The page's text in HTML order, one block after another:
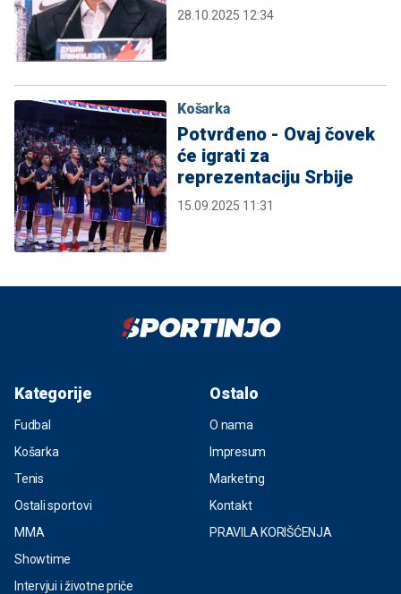
28.10.2025 12:34
Košarka
Potvrđeno - Ovaj čovek
će igrati za
reprezentaciju Srbije
15.09.2025 11:31
Kategorije
Fudbal
Košarka
Tenis
Ostali sportovi
MMA
Showtime
Intervjui i životne priče
Ostalo
O nama
Impresum
Marketing
Kontakt
PRAVILA KORIŠĆENJA